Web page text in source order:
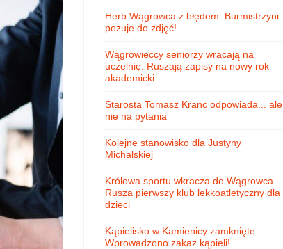
Herb Wągrowca z błędem. Burmistrzyni
pozuje do zdjęć!
Wągrowieccy seniorzy wracają na
uczelnię. Ruszają zapisy na nowy rok
akademicki
Starosta Tomasz Kranc odpowiada... ale
nie na pytania
Kolejne stanowisko dla Justyny
Michalskiej
Królowa sportu wkracza do Wągrowca.
Rusza pierwszy klub lekkoatletyczny dla
dzieci
Kąpielisko w Kamienicy zamknięte.
Wprowadzono zakaz kąpieli!